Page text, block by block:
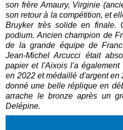
son frère Amaury, Virginie
son retour à la compétition, et
Bruyker très solide en finale.
podium. Ancien champion de
de la grande équipe de
Jean-Michel Arcucci était
papier et l'Aixois l'a
en 2022 et médaillé d'argent
donné une belle réplique en
arrache le bronze après un
Delépine.